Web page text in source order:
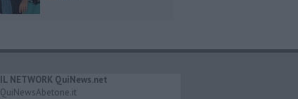
IL NETWORK QuiNews.net
QuiNewsAbetone.it